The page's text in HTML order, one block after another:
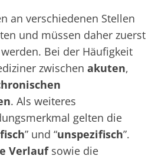
an verschiedenen Stellen
und müssen daher zuerst
Bei der Häufigkeit
zwischen akuten,
. Als weiteres
gelten die
” und “unspezifisch”.
Verlauf sowie die